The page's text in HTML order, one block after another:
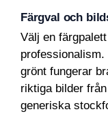
Färgval och
Välj en
grönt fungerar
riktiga bilder
generiska